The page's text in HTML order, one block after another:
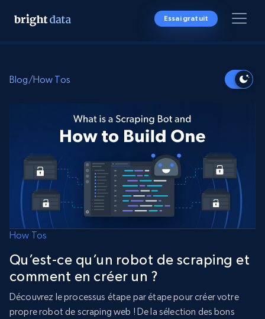
Essai gratuit
Blog/How Tos
How Tos
Qu’est-ce qu’un robot de scraping et
comment en créer un ?
Découvrez le processus étape par étape pour créer votre
propre robot de scraping web ! De la sélection des bons